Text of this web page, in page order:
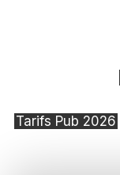
Tarifs Pub 2026